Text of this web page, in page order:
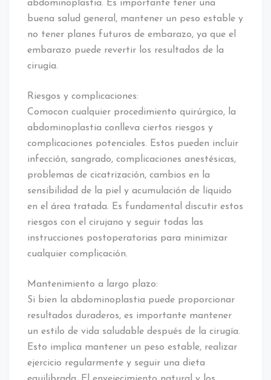
abdominoplastia. Es importante tener una
buena salud general, mantener un peso estable y
no tener planes futuros de embarazo, ya que el
embarazo puede revertir los resultados de la
cirugía.
Riesgos y complicaciones:
Comocon cualquier procedimiento quirúrgico, la
abdominoplastia conlleva ciertos riesgos y
complicaciones potenciales. Estos pueden incluir
infección, sangrado, complicaciones anestésicas,
problemas de cicatrización, cambios en la
sensibilidad de la piel y acumulación de líquido
en el área tratada. Es fundamental discutir estos
riesgos con el cirujano y seguir todas las
instrucciones postoperatorias para minimizar
cualquier complicación.
Mantenimiento a largo plazo:
Si bien la abdominoplastia puede proporcionar
resultados duraderos, es importante mantener
un estilo de vida saludable después de la cirugía.
Esto implica mantener un peso estable, realizar
ejercicio regularmente y seguir una dieta